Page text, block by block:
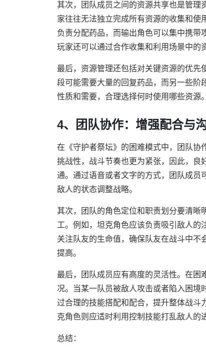
其次，团队成员之间的资源共享也是管理
家往往无法独立完成所有资源的收集和使
负责分配药品，而输出角色可以集中携带
玩家还可以通过合作收集和利用场景中的
最后，资源管理还包括对关键资源的优先
段可能需要大量的回复药品，而另一些阶
性质和需要，合理选择何时使用哪些资源
4、团队协作：增强配合与
在《守护者祭坛》的困难模式中，团队协
挑战性，战斗节奏也更为紧张，因此，良
通。通过语音或者文字的方式，团队成员
敌人的状态调整战略。
其次，团队的角色定位和职责划分要清晰
工。例如，坦克角色应该负责吸引敌人的
关注队友的生命值，确保队友在战斗中不
提高。
最后，团队成员应有高度的灵活性。在困
况。当某一队员被敌人攻击或者陷入困境
过合理的技能搭配和配合，提升整体战斗
克角色则应适时利用控制技能打乱敌人的
总结：